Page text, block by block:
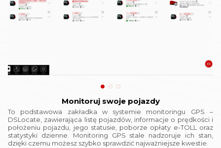
Monitoruj swoje pojazdy
To podstawowa zakładka w systemie monitoringu GPS –
DSLocate, zawierająca listę pojazdów, informacje o prędkości i
położeniu pojazdu, jego statusie, poborze opłaty e-TOLL oraz
statystyki dzienne. Monitoring GPS stale nadzoruje ich stan,
dzięki czemu możesz szybko sprawdzić najważniejsze kwestie.